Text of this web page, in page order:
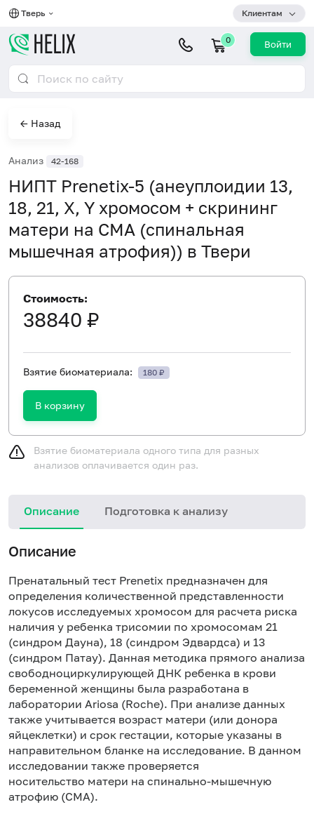
Тверь Клиентам
0 Войти
← Назад
Анализ 42-168
НИПТ Prenetix-5 (анеуплоидии 13,
18, 21, X, Y хромосом + скрининг
матери на СМА (спинальная
мышечная атрофия)) в Твери
Стоимость:
38840 ₽
Взятие биоматериала: 180 ₽
В корзину
Взятие биоматериала одного типа для разных
анализов оплачивается один раз.
Описание Подготовка к анализу
Описание
Пренатальный тест Prenetix предназначен для
определения количественной представленности
локусов исследуемых хромосом для расчета риска
наличия у ребенка трисомии по хромосомам 21
(синдром Дауна), 18 (синдром Эдвардса) и 13
(синдром Патау). Данная методика прямого анализа
свободноциркулирующей ДНК ребенка в крови
беременной женщины была разработана в
лаборатории Ariosa (Roche). При анализе данных
также учитывается возраст матери (или донора
яйцеклетки) и срок гестации, которые указаны в
направительном бланке на исследование. В данном
исследовании также проверяется
носительство матери на спинально-мышечную
атрофию (СМА).